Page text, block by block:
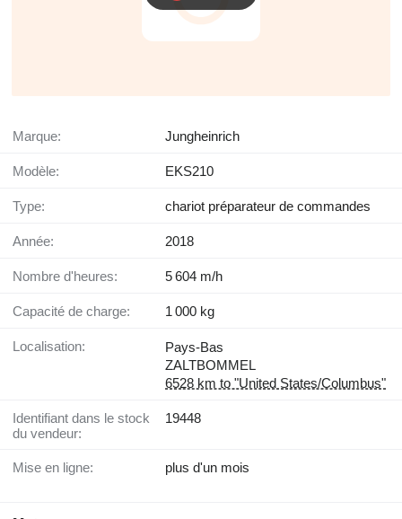
Marque: Jungheinrich
Modèle: EKS210
Type: chariot préparateur de commandes
Année: 2018
Nombre d'heures: 5 604 m/h
Capacité de charge: 1 000 kg
Localisation:
Pays-Bas
ZALTBOMMEL
6528 km to "United States/Columbus"
Identifiant dans le stock
du vendeur:
19448
Mise en ligne: plus d'un mois